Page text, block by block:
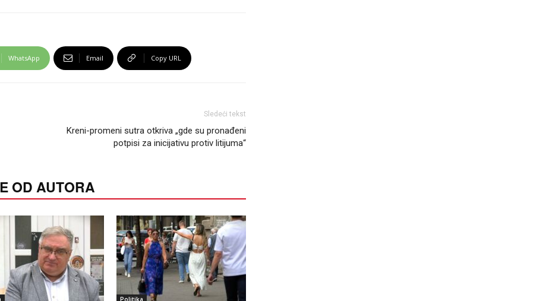
WhatsApp Email Copy URL
Sledeći tekst
Kreni-promeni sutra otkriva „gde su pronađeni
potpisi za inicijativu protiv litijuma“
OD AUTORA
Politika